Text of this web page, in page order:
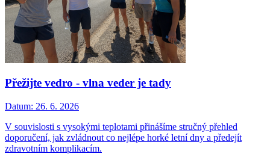
Přežijte vedro - vlna veder je tady
Datum: 26. 6. 2026
V souvislosti s vysokými teplotami přinášíme stručný přehled
doporučení, jak zvládnout co nejlépe horké letní dny a předejít
zdravotním komplikacím.